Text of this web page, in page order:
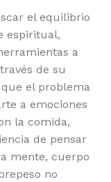
el equilibrio
espiritual,
a
de su
el problema
a emociones
la comida,
de pensar
mente, cuerpo
no